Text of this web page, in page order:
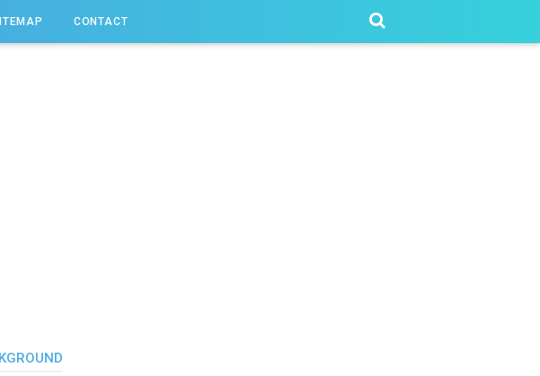
CONTACT